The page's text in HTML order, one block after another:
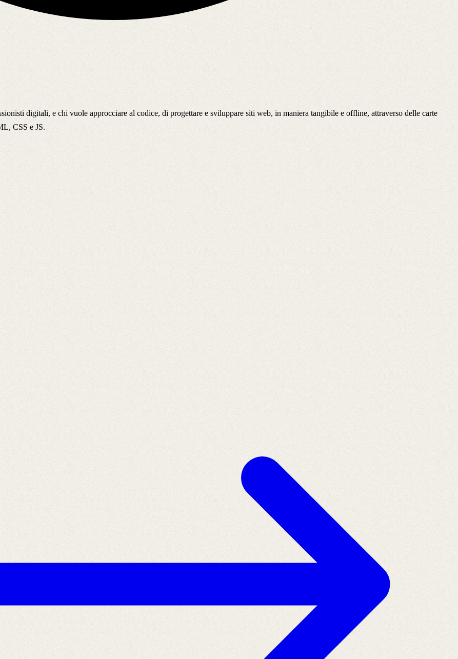
digitali, e chi vuole approcciare al codice, di progettare e sviluppare siti web, in maniera tangibile e offline, attraverso delle carte
CSS e JS.